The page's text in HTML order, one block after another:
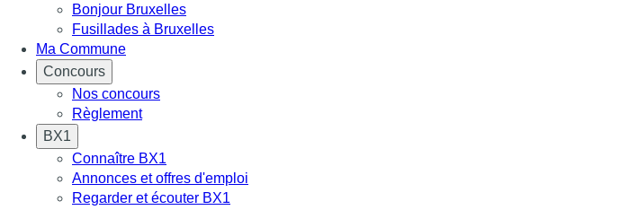
Bonjour Bruxelles
Fusillades à Bruxelles
Ma Commune
Concours
Nos concours
Règlement
BX1
Connaître BX1
Annonces et offres d'emploi
Regarder et écouter BX1